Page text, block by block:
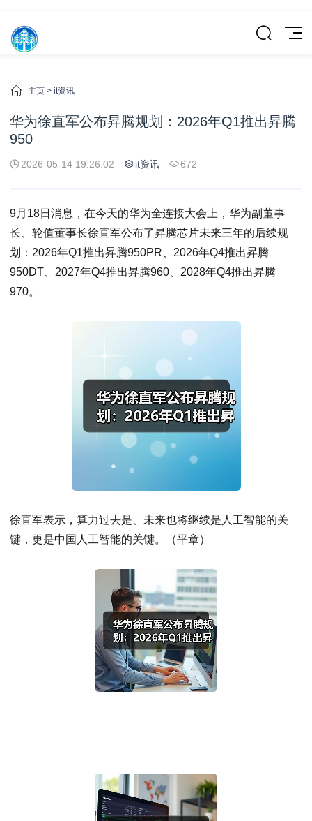
主页 > it资讯
华为徐直军公布昇腾规划：2026年Q1推出昇腾
950
2026-05-14 19:26:02 it资讯 672
9月18日消息，在今天的华为全连接大会上，华为副董事
长、轮值董事长徐直军公布了昇腾芯片未来三年的后续规
划：2026年Q1推出昇腾950PR、2026年Q4推出昇腾
950DT、2027年Q4推出昇腾960、2028年Q4推出昇腾
970。
徐直军表示，算力过去是、未来也将继续是人工智能的关
键，更是中国人工智能的关键。（平章）